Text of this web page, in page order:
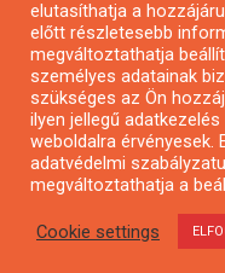
Pályázatok
Önkormányzati
Mezőgazdasági
Falusi turizmus
Napelem pályázatok
GINOP pályázatok
elutasíthatja a
előtt részletesebb
megváltoztathatja
személyes adatainak
szükséges az Ön
ilyen jellegű
weboldalra érvényesek.
adatvédelmi
megváltoztathatja a
Cookie settings